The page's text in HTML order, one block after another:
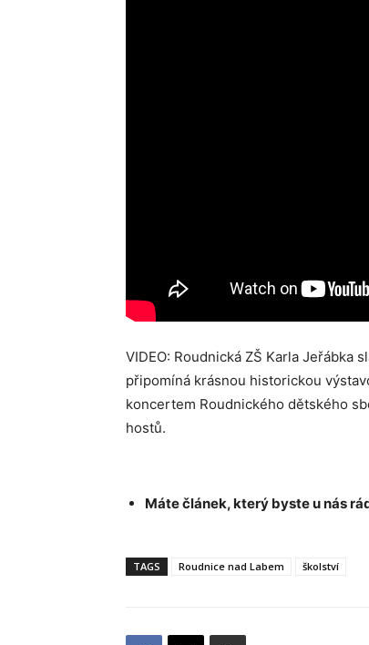
VIDEO: Roudnická ZŠ Karla Jeřábka
připomíná krásnou historickou
koncertem Roudnického dětského
hostů.
Máte článek, který byste u nás
TAGS Roudnice nad Labem školství